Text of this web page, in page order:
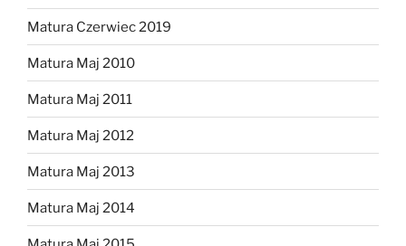
Matura Czerwiec 2019
Matura Maj 2010
Matura Maj 2011
Matura Maj 2012
Matura Maj 2013
Matura Maj 2014